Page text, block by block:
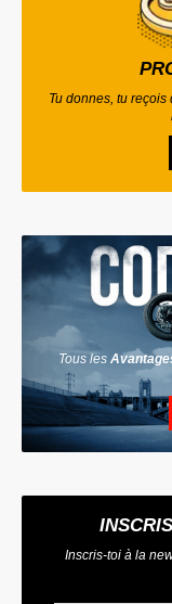
Tu donnes, tu
Tous les
Inscris-toi à la